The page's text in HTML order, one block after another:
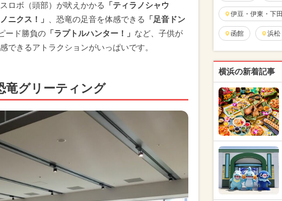
ロボ（頭部）が吠えかかる
「ティラノシャウ
ニクス！」
、恐竜の足音を体感できる
「足音ドン
ード勝負の 「ラプトルハンター！」 など、子供が
できるアトラクションがいっぱいです。
グリーティング
伊豆・伊東・下田
函館 浜松
横浜の新着記事